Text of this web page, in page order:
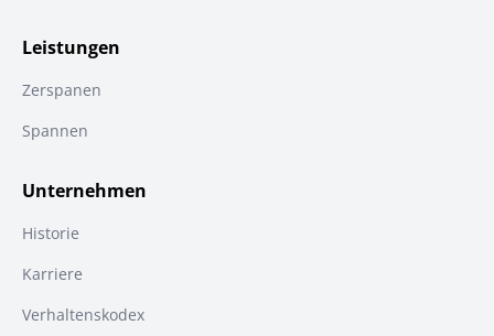
Leistungen
Zerspanen
Spannen
Unternehmen
Historie
Karriere
Verhaltenskodex